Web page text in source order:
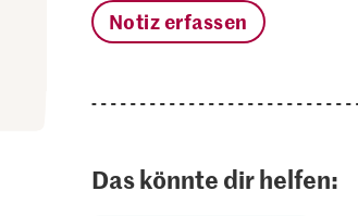
Notiz erfassen
Das könnte dir helfen: